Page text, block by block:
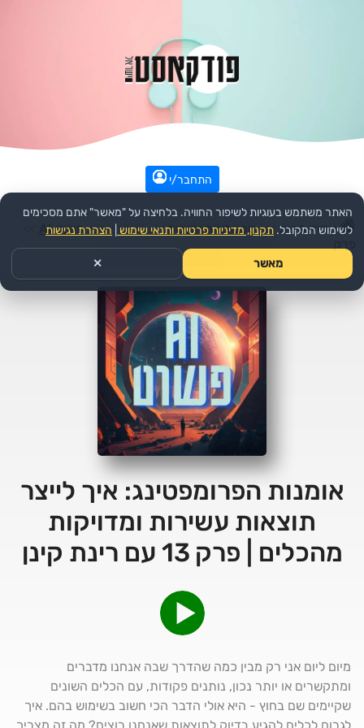
התחבר/י
עמוד הבית >> טכנולוגיה והייטק >> הפודקאסט: פשוט AI
אומנות הפרומפטינג: איך לייצר
תוצאות עשירות ומדויקות
מהכלים | פרק 13 עם רינת קינן
מיום ליום אני רק מבין כמה שהדרך שבה אנחנו מדברים
ומתקשרים או יותר נכון, נותנים פקודות, עם הכלים השונים
שקיימים שם בחוץ - היא אולי הדבר הכי חשוב בשימוש בהם. איך
האתר משתמש בעוגיות לשיפור החוויה. בלחיצה על "מאשר" אתם מסכימים
לשימוש המקובל. תקנון, מדיניות פרטיות ותנאי שימוש הצהרת נגישות
מאשר ✕